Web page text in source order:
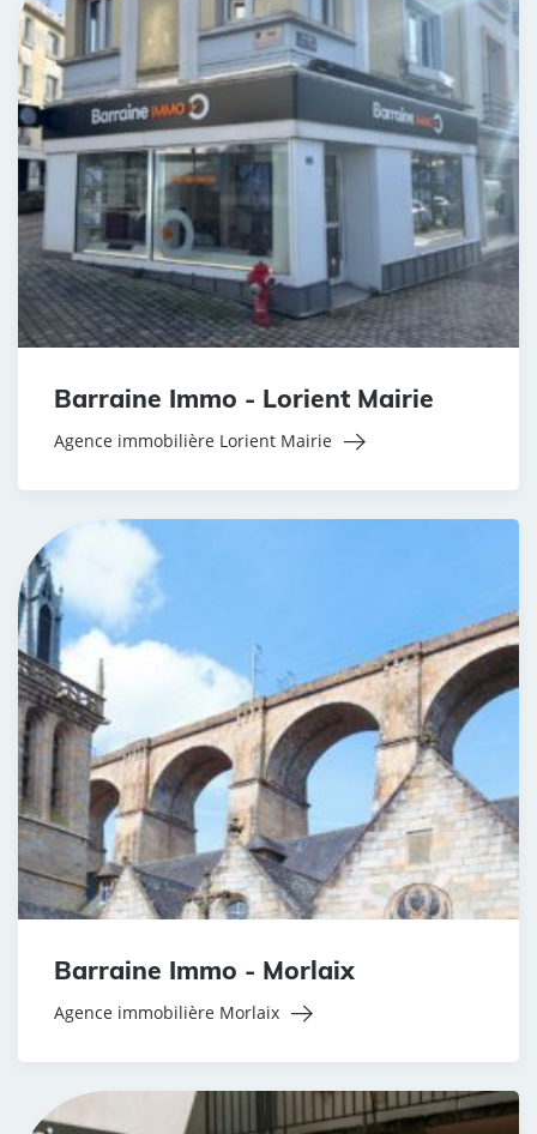
Barraine Immo - Lorient Mairie
Agence immobilière Lorient Mairie
Barraine Immo - Morlaix
Agence immobilière Morlaix